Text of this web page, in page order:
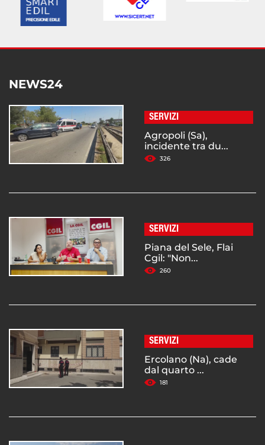
NEWS24
SERVIZI
Agropoli (Sa),
incidente tra du...
326
SERVIZI
Piana del Sele, Flai
Cgil: "Non...
260
SERVIZI
Ercolano (Na), cade
dal quarto ...
181